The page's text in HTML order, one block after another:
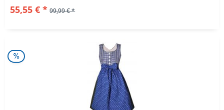
55,55 € * 99,99 € *